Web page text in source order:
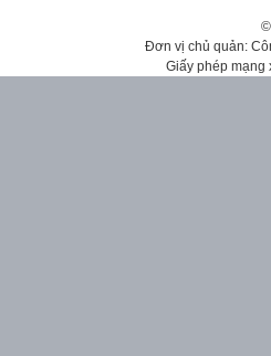
Đơn vị chủ quản:
Giấy phép mạng